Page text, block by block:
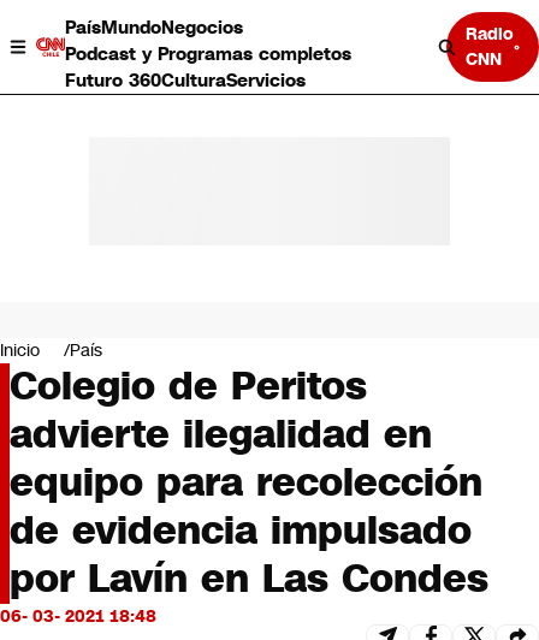
PaísMundoNegocios
Podcast y Programas completos
Futuro 360CulturaServicios
Radio
CNN
Negocios
Deportes
Programas completos
Cultura
Servicios
Bits
CNN Data
CNN tiempo
Futuro 360
Opinión
Inicio País
Colegio de Peritos
advierte ilegalidad en
equipo para recolección
de evidencia impulsado
por Lavín en Las Condes
06- 03- 2021 18:48